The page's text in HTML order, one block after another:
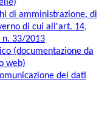
di amministrazione, di
di cui all'art. 14,
n. 33/2013
(documentazione da
web)
dei dati